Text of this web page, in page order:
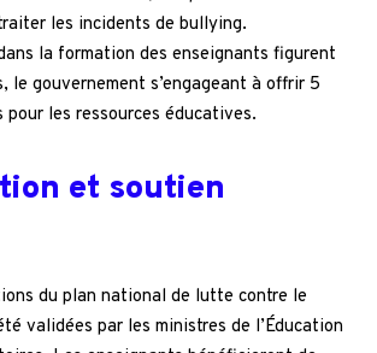
les incidents de bullying.
la formation des enseignants figurent
le gouvernement s’engageant à offrir 5
les ressources éducatives.
et soutien
du plan national de lutte contre le
validées par les ministres de l’Éducation